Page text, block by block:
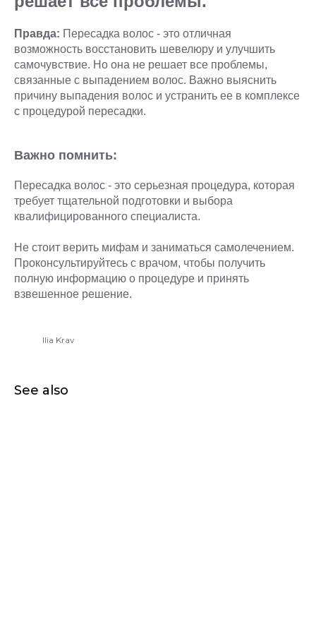
Правда: Пересадка волос - это отличная
возможность восстановить шевелюру и улучшить
самочувствие. Но она не решает все проблемы,
связанные с выпадением волос. Важно выяснить
причину выпадения волос и устранить ее в комплексе
с процедурой пересадки.
Важно помнить:
Пересадка волос - это серьезная процедура, которая
требует тщательной подготовки и выбора
квалифицированного специалиста.
Не стоит верить мифам и заниматься самолечением.
Проконсультируйтесь с врачом, чтобы получить
полную информацию о процедуре и принять
взвешенное решение.
Ilia Krav
See also